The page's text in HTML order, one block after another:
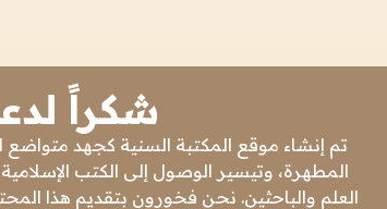
شكراً
تم إنشاء موقع المكتبة السنية كجهد متواضع
المطهرة، وتيسير الوصول إلى الكتب
العلم والباحثين. نحن فخورون بتقديم هذا